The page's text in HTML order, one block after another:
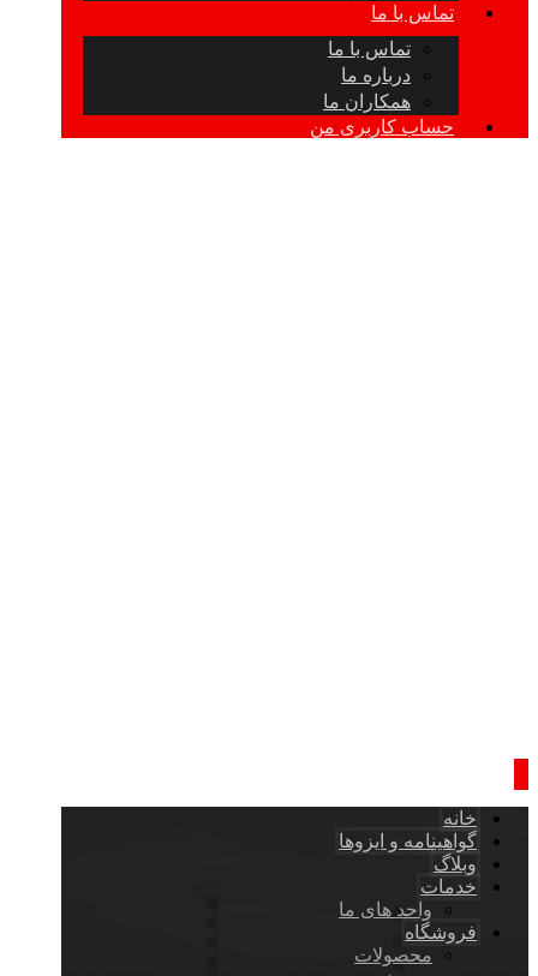
تماس با ما
تماس با ما
درباره ما
همکاران ما
حساب کاربری من
خانه
گواهینامه و ایزوها
وبلاگ
خدمات
واحد های ما
فروشگاه
محصولات